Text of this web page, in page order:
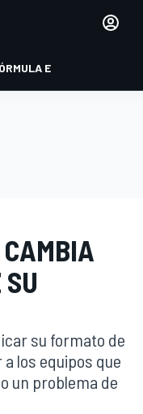
E
su formato de
los equipos que
un problema de